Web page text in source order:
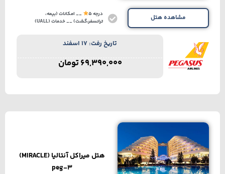
مشاهده هتل درجه 5
__ امکانات (بیمه،
ترانسفر،گشت) __ خدمات (UALL)
تاریخ رفت: 17 اسفند
69,390,000تومان
هتل میراکل آنتالیا (MIRACLE)
peg-3